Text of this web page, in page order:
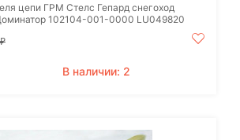
цепи ГРМ Стелс Гепард снегоход
102104-001-0000 LU049820
₽
В наличии: 2